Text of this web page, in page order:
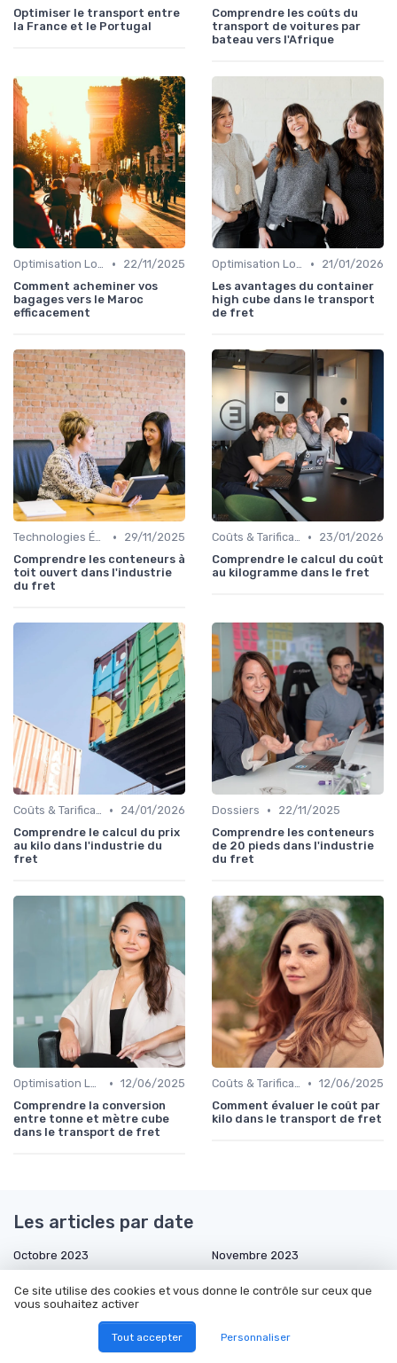
Optimiser le transport entre
la France et le Portugal
Comprendre les coûts du
transport de voitures par
bateau vers l'Afrique
Optimisation Logistique •
22/11/2025
Comment acheminer vos
bagages vers le Maroc
efficacement
Optimisation Logistique •
21/01/2026
Les avantages du container
high cube dans le transport
de fret
Technologies Émergentes •
29/11/2025
Comprendre les conteneurs à
toit ouvert dans l'industrie
du fret
Coûts & Tarification •
23/01/2026
Comprendre le calcul du coût
au kilogramme dans le fret
Coûts & Tarification •
24/01/2026
Comprendre le calcul du prix
au kilo dans l'industrie du
fret
Dossiers •
22/11/2025
Comprendre les conteneurs
de 20 pieds dans l'industrie
du fret
Optimisation Logistique • 12/06/2025
Comprendre la conversion
entre tonne et mètre cube
dans le transport de fret
Coûts & Tarification • 12/06/2025
Comment évaluer le coût par
kilo dans le transport de fret
Les articles par date
Octobre 2023
Novembre 2023
Février 2024
Novembre 2024
Ce site utilise des cookies et vous donne le contrôle sur ceux que
vous souhaitez activer
Tout accepter Personnaliser